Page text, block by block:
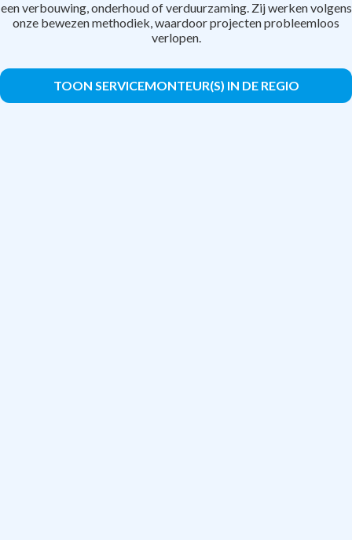
een verbouwing, onderhoud of verduurzaming. Zij werken volgens
onze bewezen methodiek, waardoor projecten probleemloos
verlopen.
TOON SERVICEMONTEUR(S) IN DE REGIO